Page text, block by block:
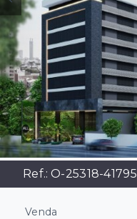
Ref.:O-25318-41795
Venda